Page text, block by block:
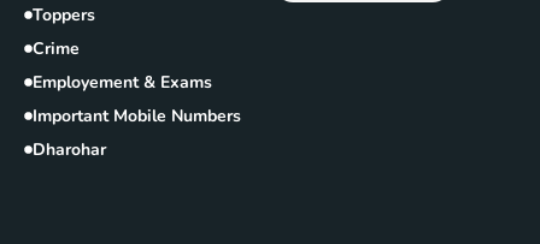
Toppers
Crime
Employement & Exams
Important Mobile Numbers
Dharohar